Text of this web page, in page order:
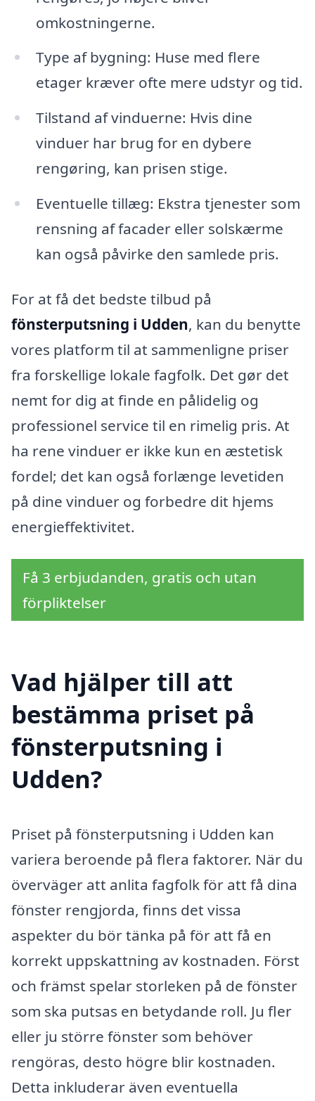
omkostningerne.
Type af bygning: Huse med flere
etager kræver ofte mere udstyr og tid.
Tilstand af vinduerne: Hvis dine
vinduer har brug for en dybere
rengøring, kan prisen stige.
Eventuelle tillæg: Ekstra tjenester som
rensning af facader eller solskærme
kan også påvirke den samlede pris.
For at få det bedste tilbud på
fönsterputsning i Udden, kan du benytte
vores platform til at sammenligne priser
fra forskellige lokale fagfolk. Det gør det
nemt for dig at finde en pålidelig og
professionel service til en rimelig pris. At
ha rene vinduer er ikke kun en æstetisk
fordel; det kan også forlænge levetiden
på dine vinduer og forbedre dit hjems
energieffektivitet.
Få 3 erbjudanden, gratis och utan
förpliktelser
Vad hjälper till att
bestämma priset på
fönsterputsning i
Udden?
Priset på fönsterputsning i Udden kan
variera beroende på flera faktorer. När du
överväger att anlita fagfolk för att få dina
fönster rengjorda, finns det vissa
aspekter du bör tänka på för att få en
korrekt uppskattning av kostnaden. Först
och främst spelar storleken på de fönster
som ska putsas en betydande roll. Ju fler
eller ju större fönster som behöver
rengöras, desto högre blir kostnaden.
Detta inkluderar även eventuella